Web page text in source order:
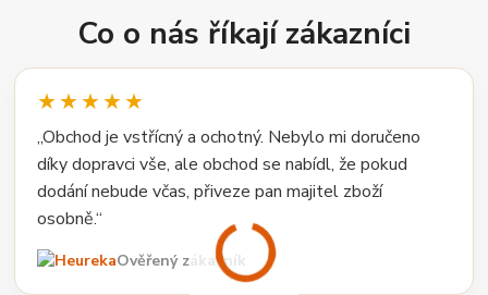
Co o nás říkají zákazníci
★★★★★
„Obchod je vstřícný a ochotný. Nebylo mi doručeno
díky dopravci vše, ale obchod se nabídl, že pokud
dodání nebude včas, přiveze pan majitel zboží
osobně.“
Ověřený zákazník